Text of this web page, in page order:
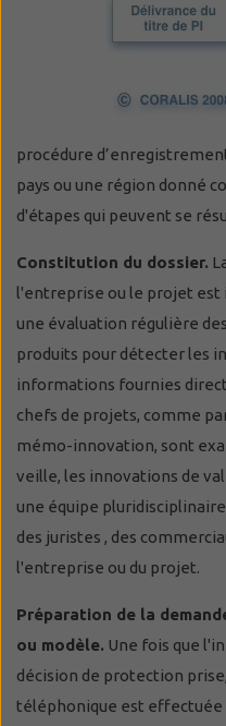
procédure
pays ou une région donné
d'étapes qui peuvent se
Constitution du dossier.
l'entreprise ou le projet
une évaluation régulière
produits pour détecter les
informations fournies
chefs de projets, comme
mémo-innovation, sont
veille, les innovations de
une équipe
des juristes , des
l'entreprise ou du projet.
Préparation de la
ou modèle. Une fois que
décision de protection
téléphonique est effectuée